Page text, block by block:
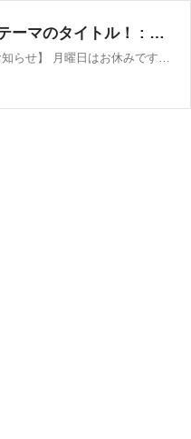
PSストア『Deal of the Month』実施中！今月は「テイルズオブベルセリア」や「ファークライ3」など魅力的なダークヒーローがテーマのタイトル！ : PlaySphere | PS5速報
📰今月の注目記事 🔥 今日の人気記事 📈 ★評価母数勢いランキング 🆕 新着データ（準備中） 💴 価格変動（準備中） 表記準備中です。（β） 表記準備中です。（β） 【お知らせ】 月曜日はお休みです。 ★評価母数勢いランキングを作りました。 ※PSN障害などは こちらをチェック PlaySphere | PS5速報 > セール・お得な情報 > PSストア『Deal of the Month』実施中！今月は「テイルズオブベルセリア」や「ファークライ3」など魅力的なダークヒーローがテーマのタイトル！ PSストア『Deal of the Month』実施中！今月は「テイルズオブベルセリア」...